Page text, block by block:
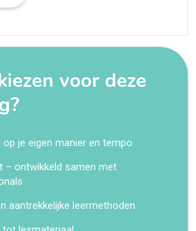
voor deze
op je eigen manier en tempo
– ontwikkeld samen met
aantrekkelijke leermethoden